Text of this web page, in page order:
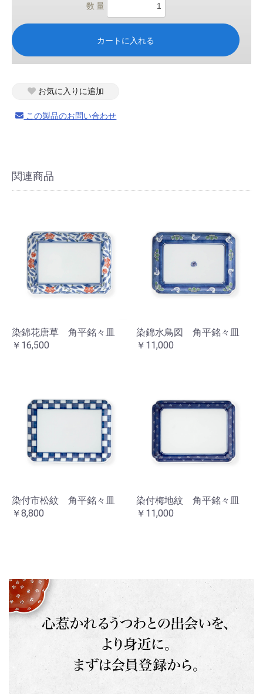
数 量
カートに入れる
お買い物を続ける カートへ進む
お気に入りに追加
この製品のお問い合わせ
関連商品
染錦花唐草 角平銘々皿
￥16,500
染錦水鳥図 角平銘々皿
￥11,000
染付市松紋 角平銘々皿
￥8,800
染付梅地紋 角平銘々皿
￥11,000